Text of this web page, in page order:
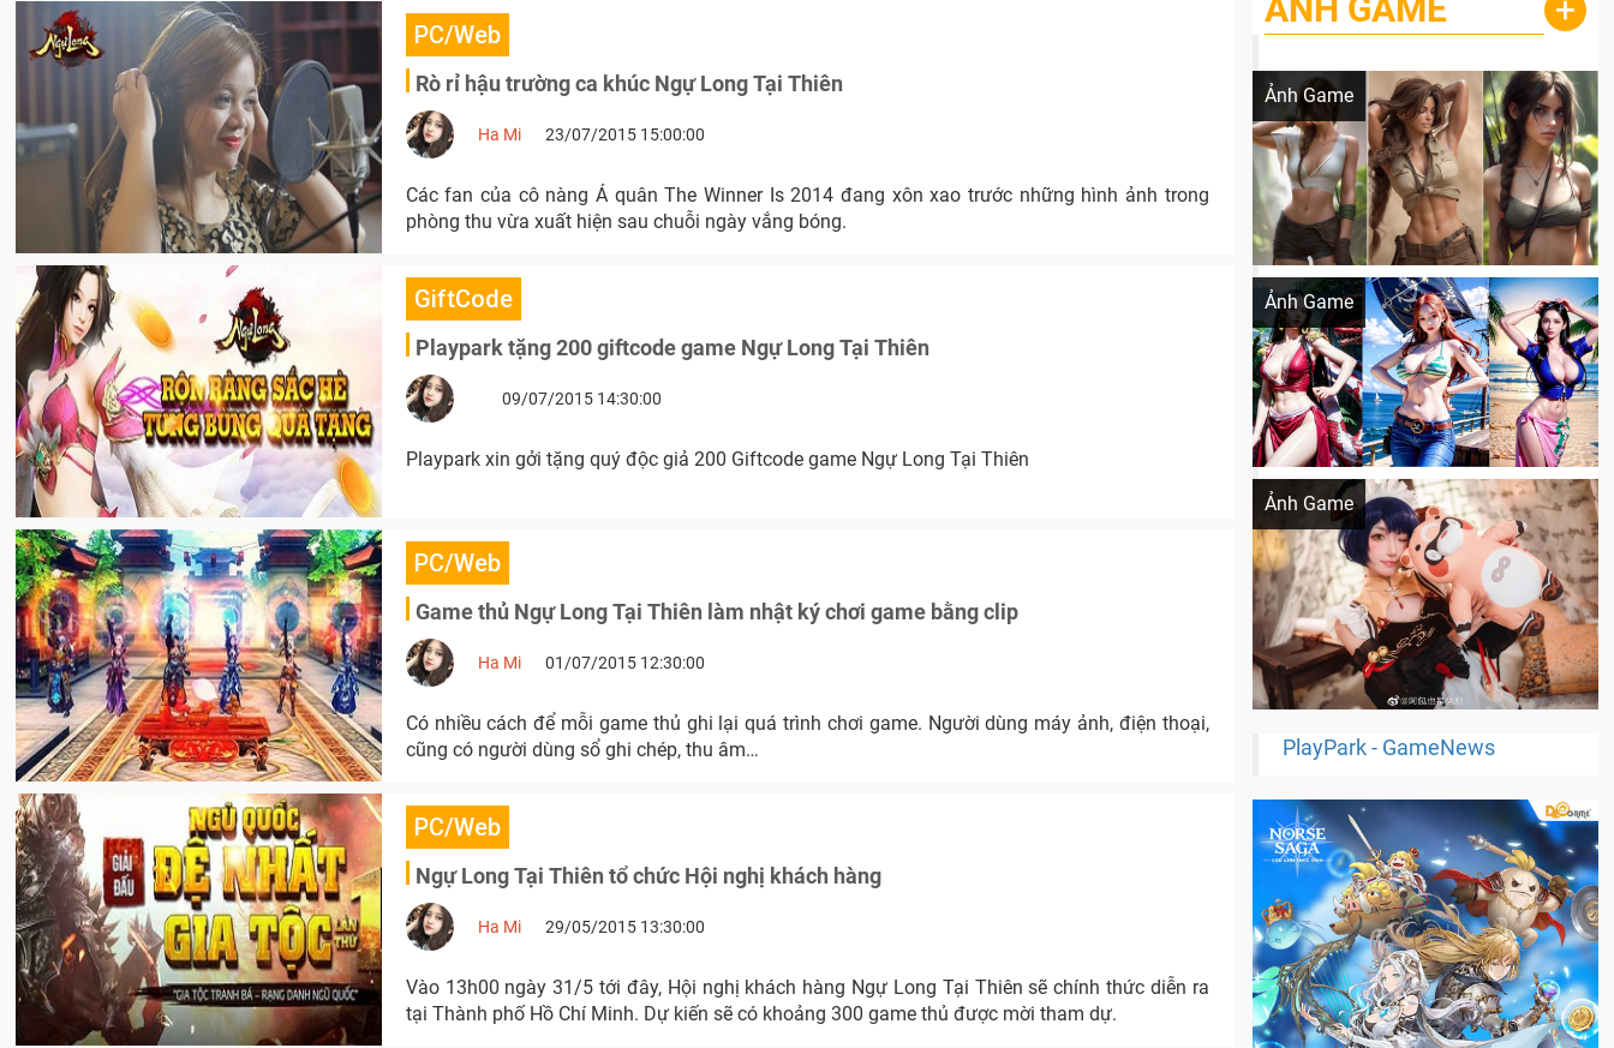
PC/Web
Rò rỉ hậu trường ca khúc Ngự Long Tại Thiên
Ha Mi 23/07/2015 15:00:00
Các fan của cô nàng Á quân The Winner Is 2014 đang xôn xao trước những hình ảnh trong
phòng thu vừa xuất hiện sau chuỗi ngày vắng bóng.
GiftCode
Playpark tặng 200 giftcode game Ngự Long Tại Thiên
09/07/2015 14:30:00
Playpark xin gởi tặng quý độc giả 200 Giftcode game Ngự Long Tại Thiên
PC/Web
Game thủ Ngự Long Tại Thiên làm nhật ký chơi game bằng clip
Ha Mi 01/07/2015 12:30:00
Có nhiều cách để mỗi game thủ ghi lại quá trình chơi game. Người dùng máy ảnh, điện thoại,
cũng có người dùng sổ ghi chép, thu âm…
PC/Web
Ngự Long Tại Thiên tổ chức Hội nghị khách hàng
Ha Mi 29/05/2015 13:30:00
Vào 13h00 ngày 31/5 tới đây, Hội nghị khách hàng Ngự Long Tại Thiên sẽ chính thức diễn ra
tại Thành phố Hồ Chí Minh. Dự kiến sẽ có khoảng 300 game thủ được mời tham dự.
ẢNH GAME +
Ảnh Game
Lala Croft vừa nóng vừa xinh dưới nét vẽ
Ảnh Game
Khi AI Cosplay gái đẹp One Piece
Ảnh Game
Cosplay Xiangling siêu cute